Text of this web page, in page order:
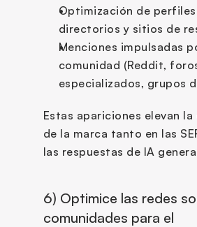
Optimización de perfiles
directorios y sitios de
Menciones impulsadas
comunidad (Reddit,
especializados, grupos
Estas apariciones elevan
de la marca tanto en las
las respuestas de IA
6) Optimice las redes
comunidades para el